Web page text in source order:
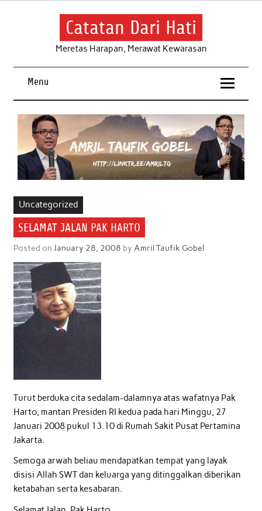
Skip
Catatan Dari Hati
Meretas Harapan, Merawat Kewarasan
Menu
Uncategorized
SELAMAT JALAN PAK HARTO
Posted on January 28, 2008 by Amril Taufik Gobel
Turut berduka cita sedalam-dalamnya atas wafatnya Pak
Harto, mantan Presiden RI kedua pada hari Minggu, 27
Januari 2008 pukul 13.10 di Rumah Sakit Pusat Pertamina
Jakarta.
Semoga arwah beliau mendapatkan tempat yang layak
disisi Allah SWT dan keluarga yang ditinggalkan diberikan
ketabahan serta kesabaran.